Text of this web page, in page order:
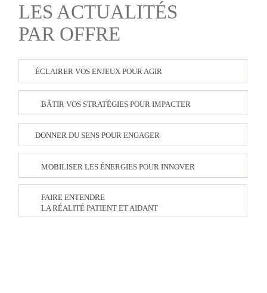
FAIRE ENTENDRE
LA RÉALITÉ PATIENT ET AIDANT
ÉCLAIRER VOS ENJEUX POUR AGIR
BÂTIR VOS STRATÉGIES POUR IMPACTER
DONNER DU SENS POUR ENGAGER
MOBILISER LES ÉNERGIES POUR INNOVER
LES ACTUALITÉS
PAR OFFRE